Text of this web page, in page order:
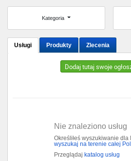
Kategoria
Usługi Produkty Zlecenia
Dodaj tutaj swoje
Nie znaleziono usług
Określiłeś wyszukiwanie dla
wyszukaj na terenie całej
Przeglądaj katalog usług
Katowice
Szczecin
Gdańsk